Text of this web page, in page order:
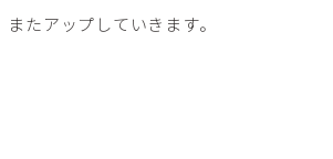
たアップしていきます。